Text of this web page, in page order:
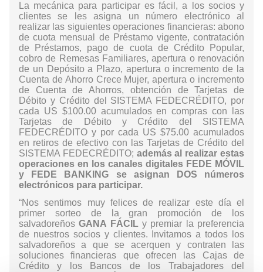
La mecánica para participar es fácil, a los socios y
clientes se les asigna un número electrónico al
realizar las siguientes operaciones financieras: abono
de cuota mensual de Préstamo vigente, contratación
de Préstamos, pago de cuota de Crédito Popular,
cobro de Remesas Familiares, apertura o renovación
de un Depósito a Plazo, apertura o incremento de la
Cuenta de Ahorro Crece Mujer, apertura o incremento
de Cuenta de Ahorros, obtención de Tarjetas de
Débito y Crédito del SISTEMA FEDECRÉDITO, por
cada US $100.00 acumulados en compras con las
Tarjetas de Débito y Crédito del SISTEMA
FEDECRÉDITO y por cada US $75.00 acumulados
en retiros de efectivo con las Tarjetas de Crédito del
SISTEMA FEDECRÉDITO; además al realizar estas
operaciones en los canales digitales FEDE MÓVIL
y FEDE BANKING se asignan DOS números
electrónicos para participar.
“Nos sentimos muy felices de realizar este día el
primer sorteo de la gran promoción de los
salvadoreñosGANA FÁCILy premiar la preferencia
de nuestros socios y clientes. Invitamos a todos los
salvadoreños a que se acerquen y contraten las
soluciones financieras que ofrecen las Cajas de
Crédito y los Bancos de los Trabajadores del